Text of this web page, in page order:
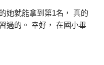
她就能拿到第1名， 真的
過的。 幸好， 在國小畢